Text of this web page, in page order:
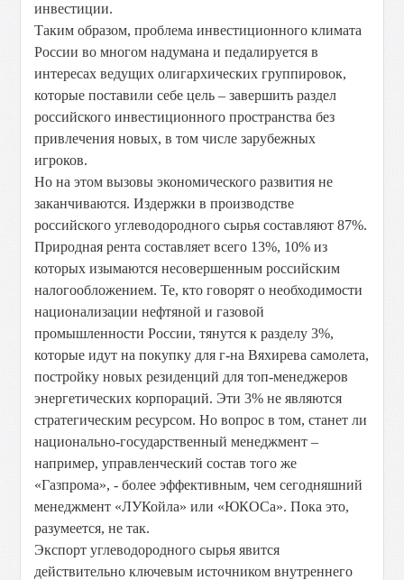
инвестиции.
Таким образом, проблема инвестиционного климата
России во многом надумана и педалируется в
интересах ведущих олигархических группировок,
которые поставили себе цель – завершить раздел
российского инвестиционного пространства без
привлечения новых, в том числе зарубежных
игроков.
Но на этом вызовы экономического развития не
заканчиваются. Издержки в производстве
российского углеводородного сырья составляют 87%.
Природная рента составляет всего 13%, 10% из
которых изымаются несовершенным российским
налогообложением. Те, кто говорят о необходимости
национализации нефтяной и газовой
промышленности России, тянутся к разделу 3%,
которые идут на покупку для г-на Вяхирева самолета,
постройку новых резиденций для топ-менеджеров
энергетических корпораций. Эти 3% не являются
стратегическим ресурсом. Но вопрос в том, станет ли
национально-государственный менеджмент –
например, управленческий состав того же
«Газпрома», - более эффективным, чем сегодняшний
менеджмент «ЛУКойла» или «ЮКОСа». Пока это,
разумеется, не так.
Экспорт углеводородного сырья явится
действительно ключевым источником внутреннего